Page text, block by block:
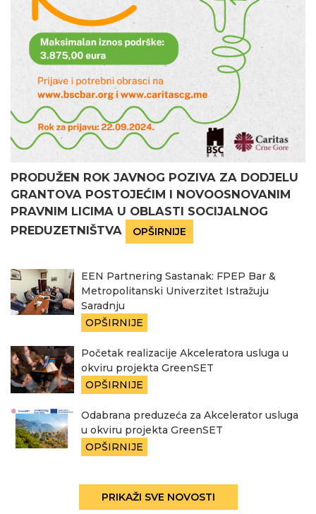
PRODUŽEN ROK JAVNOG POZIVA ZA DODJELU
GRANTOVA POSTOJEĆIM I NOVOOSNOVANIM
PRAVNIM LICIMA U OBLASTI SOCIJALNOG
PREDUZETNIŠTVA
OPŠIRNIJE
EEN Partnering Sastanak: FPEP Bar &
Metropolitanski Univerzitet Istražuju
Saradnju
OPŠIRNIJE
Početak realizacije Akceleratora usluga u
okviru projekta GreenSET
OPŠIRNIJE
Odabrana preduzeća za Akcelerator usluga
u okviru projekta GreenSET
OPŠIRNIJE
PRIKAŽI SVE NOVOSTI